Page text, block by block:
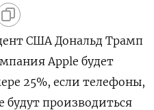
США Дональд Трамп
Apple будет
25%, если телефоны,
будут производиться